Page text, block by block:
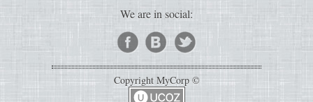
We are in social:
Copyright MyCorp ©